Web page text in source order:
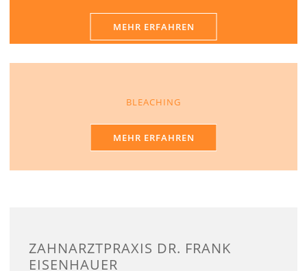
MEHR ERFAHREN
BLEACHING
MEHR ERFAHREN
ZAHNARZTPRAXIS DR. FRANK
EISENHAUER